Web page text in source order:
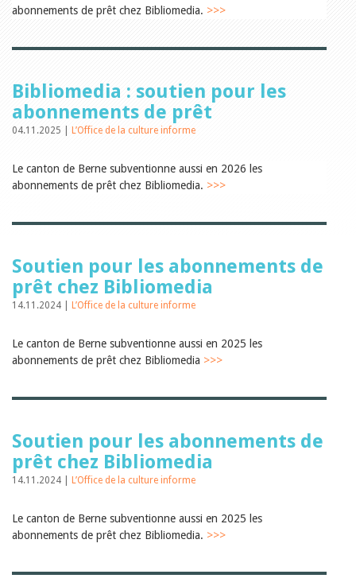
Encouragement à la lecture
Divers
Tags
Manifestations
Formation et perfectionnement
Animations
Ecole et bibliothèque
Bibliosuisse
Littérature de jeunesse
Encouragement des
bibliothèques
Bibliomedia
Tous les tags
Julie Greub
Sibylle Birrer
Maria Aellig-Abate
Markus Jost
Markus Keel
Blaise Humbert-Droz
Sarah Jenni
Tous les auteurs
abonnements de prêt chez Bibliomedia. >>>
Bibliomedia : soutien pour les
abonnements de prêt
04.11.2025 | L’Office de la culture informe
Le canton de Berne subventionne aussi en 2026 les
abonnements de prêt chez Bibliomedia. >>>
Soutien pour les abonnements de
prêt chez Bibliomedia
14.11.2024 | L’Office de la culture informe
Le canton de Berne subventionne aussi en 2025 les
abonnements de prêt chez Bibliomedia >>>
Soutien pour les abonnements de
prêt chez Bibliomedia
14.11.2024 | L’Office de la culture informe
Le canton de Berne subventionne aussi en 2025 les
abonnements de prêt chez Bibliomedia. >>>